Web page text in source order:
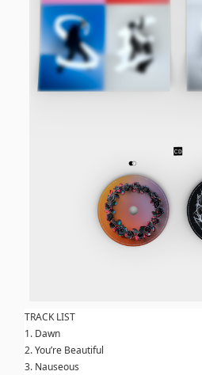
TRACK LIST
1. Dawn
2. You’re Beautiful
3. Nauseous